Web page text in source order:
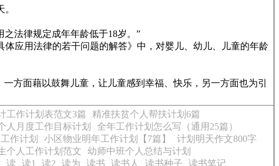
法律规定成年年龄低于18岁。”
应用法律的若干问题的解答》中，对婴儿、幼儿、儿童的年龄
方面藉以鼓舞儿童，让儿童感到幸福、快乐，另一方面也为引
工作计划表范文3篇
精准扶贫个人帮扶计划6篇
人月度工作目标计划
全年工作计划怎么写（通用25篇）
作计划 小区物业明年工作计划【7篇】
计划明天作文800字
个人工作计划范文
幼师中班个人总结与计划
读 读1 读2 读为 读书 读书人 读书种子 读书笔记